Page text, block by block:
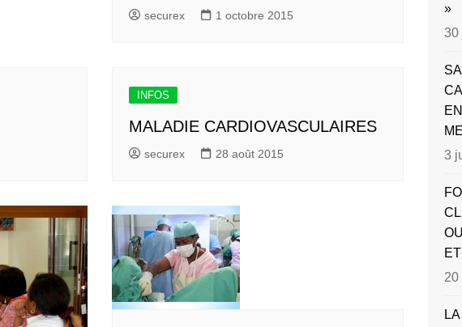
securex 1 octobre 2015
INFOS
MALADIE CARDIOVASCULAIRES
securex 28 août 2015
»
30
3
20